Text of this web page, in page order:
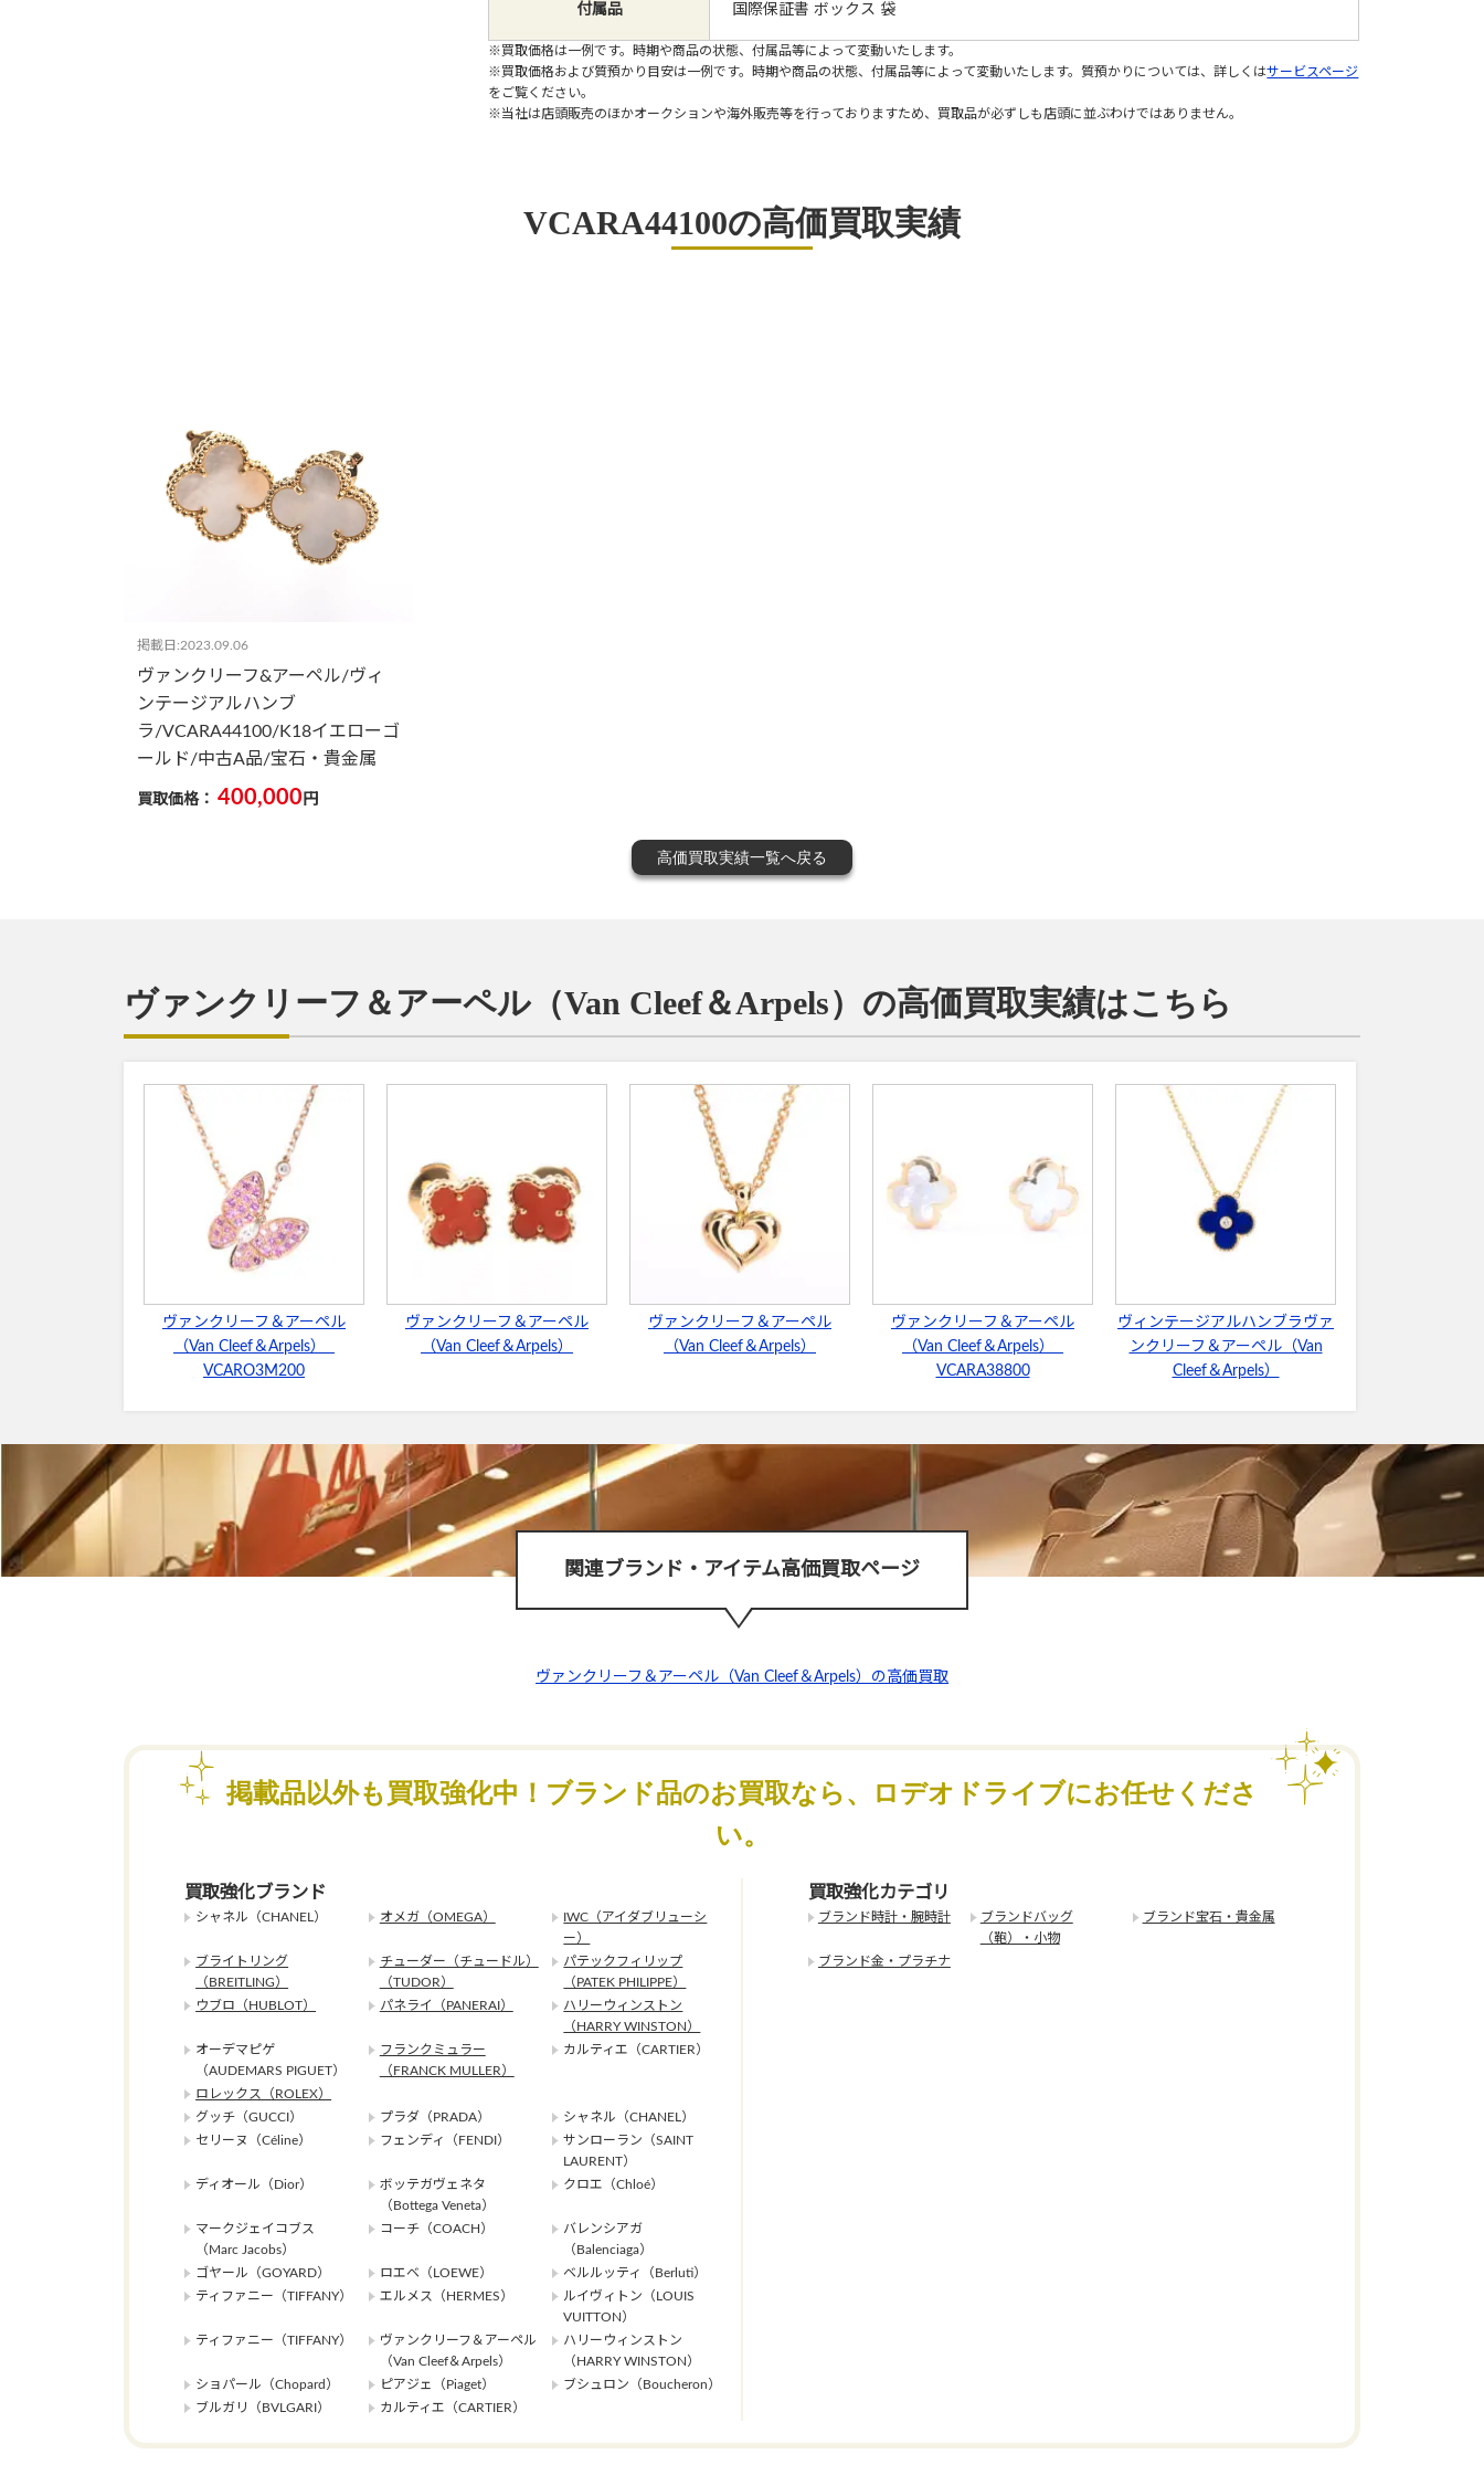
付属品 国際保証書 ボックス 袋
※買取価格は一例です。時期や商品の状態、付属品等によって変動いたします。
※買取価格および質預かり目安は一例です。時期や商品の状態、付属品等によって変動いたします。質預かりについては、詳しくはサービスページ
をご覧ください。
※当社は店頭販売のほかオークションや海外販売等を行っておりますため、買取品が必ずしも店頭に並ぶわけではありません。
VCARA44100の高価買取実績
掲載日:2023.09.06
ヴァンクリーフ&アーペル/ヴィ
ンテージアルハンブ
ラ/VCARA44100/K18イエローゴ
ールド/中古A品/宝石・貴金属
買取価格： 400,000 円
高価買取実績一覧へ戻る
ヴァンクリーフ＆アーペル（Van Cleef＆Arpels）の高価買取実績はこちら
ヴァンクリーフ＆アーペル
（Van Cleef＆Arpels）
VCARO3M200
ヴァンクリーフ＆アーペル
（Van Cleef＆Arpels）
ヴァンクリーフ＆アーペル
（Van Cleef＆Arpels）
ヴァンクリーフ＆アーペル
（Van Cleef＆Arpels）
VCARA38800
ヴィンテージアルハンブラヴァ
ンクリーフ＆アーペル（Van
Cleef＆Arpels）
関連ブランド・アイテム高価買取ページ
ヴァンクリーフ＆アーペル（Van Cleef＆Arpels）の高価買取
掲載品以外も買取強化中！ブランド品のお買取なら、ロデオドライブにお任せくださ
い。
買取強化ブランド
シャネル（CHANEL） オメガ（OMEGA）
IWC（アイダブリューシ
ー）
ブライトリング
（BREITLING）
チューダー（チュードル）
（TUDOR）
パテックフィリップ
（PATEK PHILIPPE）
ウブロ（HUBLOT）
パネライ（PANERAI）
ハリーウィンストン
（HARRY WINSTON）
オーデマピゲ
（AUDEMARS PIGUET）
フランクミュラー
（FRANCK MULLER）
カルティエ（CARTIER）
ロレックス（ROLEX）
グッチ（GUCCI）
プラダ（PRADA）
シャネル（CHANEL）
セリーヌ（Céline）
フェンディ（FENDI）
サンローラン（SAINT
LAURENT）
ディオール（Dior）
ボッテガヴェネタ
（Bottega Veneta）
クロエ（Chloé）
マークジェイコブス
（Marc Jacobs）
コーチ（COACH）
バレンシアガ
（Balenciaga）
ゴヤール（GOYARD）
ロエベ（LOEWE）
ベルルッティ（Berluti）
ティファニー（TIFFANY）
エルメス（HERMES）
ルイヴィトン（LOUIS
VUITTON）
ティファニー（TIFFANY）
ヴァンクリーフ＆アーペル
（Van Cleef＆Arpels）
ハリーウィンストン
（HARRY WINSTON）
ショパール（Chopard）
ピアジェ（Piaget）
ブシュロン（Boucheron）
ブルガリ（BVLGARI）
カルティエ（CARTIER）
買取強化カテゴリ
ブランド時計・腕時計
ブランドバッグ
（鞄）・小物
ブランド宝石・貴金属
ブランド金・プラチナ